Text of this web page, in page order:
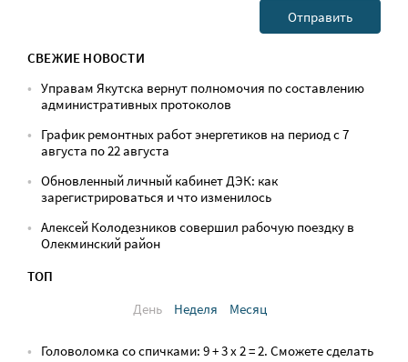
СВЕЖИЕ НОВОСТИ
Управам Якутска вернут полномочия по составлению
административных протоколов
График ремонтных работ энергетиков на период с 7
августа по 22 августа
Обновленный личный кабинет ДЭК: как
зарегистрироваться и что изменилось
Алексей Колодезников совершил рабочую поездку в
Олекминский район
ТОП
День
Неделя Месяц
Головоломка со спичками: 9 + 3 х 2 = 2. Сможете сделать